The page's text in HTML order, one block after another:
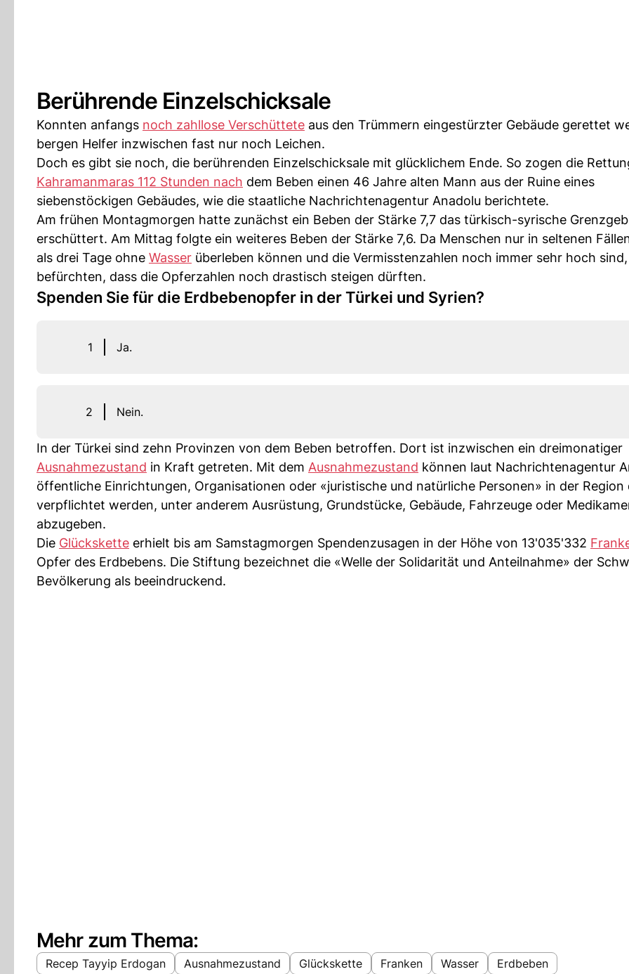
Berührende Einzelschicksale
Konnten anfangs noch zahllose Verschüttete aus den Trümmern eingestürzter Gebäude gerettet
bergen Helfer inzwischen fast nur noch Leichen.
Doch es gibt sie noch, die berührenden Einzelschicksale mit glücklichem Ende. So zogen die
Kahramanmaras 112 Stunden nach dem Beben einen 46 Jahre alten Mann aus der Ruine eines
siebenstöckigen Gebäudes, wie die staatliche Nachrichtenagentur Anadolu berichtete.
Am frühen Montagmorgen hatte zunächst ein Beben der Stärke 7,7 das türkisch-syrische
erschüttert. Am Mittag folgte ein weiteres Beben der Stärke 7,6. Da Menschen nur in seltenen
als drei Tage ohne Wasser überleben können und die Vermisstenzahlen noch immer sehr hoch
befürchten, dass die Opferzahlen noch drastisch steigen dürften.
Spenden Sie für die Erdbebenopfer in der Türkei und Syrien?
1 Ja.
2 Nein.
In der Türkei sind zehn Provinzen von dem Beben betroffen. Dort ist inzwischen ein dreimonatiger
Ausnahmezustand in Kraft getreten. Mit dem Ausnahmezustand können laut Nachrichtenagentur
öffentliche Einrichtungen, Organisationen oder «juristische und natürliche Personen» in der Region
verpflichtet werden, unter anderem Ausrüstung, Grundstücke, Gebäude, Fahrzeuge oder
abzugeben.
Die Glückskette erhielt bis am Samstagmorgen Spendenzusagen in der Höhe von 13'035'332
Opfer des Erdbebens. Die Stiftung bezeichnet die «Welle der Solidarität und Anteilnahme» der
Bevölkerung als beeindruckend.
Mehr zum Thema:
Recep Tayyip Erdogan Ausnahmezustand Glückskette Franken Wasser Erdbeben